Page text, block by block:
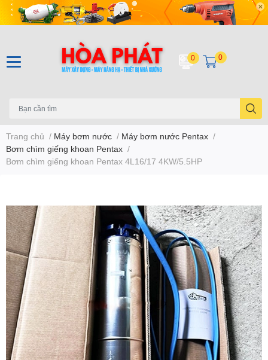
0 0
Trang chủ / Máy bơm nước / Máy bơm nước Pentax /
Bơm chìm giếng khoan Pentax /
Bơm chìm giếng khoan Pentax 4L16/17 4KW/5.5HP